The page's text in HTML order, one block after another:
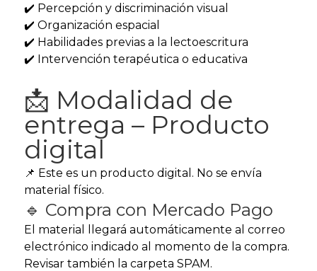
✔️ Percepción y discriminación visual
✔️ Organización espacial
✔️ Habilidades previas a la lectoescritura
✔️ Intervención terapéutica o educativa
📩 Modalidad de
entrega – Producto
digital
📌 Este es un producto digital. No se envía
material físico.
🔹 Compra con Mercado Pago
El material llegará automáticamente al correo
electrónico indicado al momento de la compra.
Revisar también la carpeta SPAM.